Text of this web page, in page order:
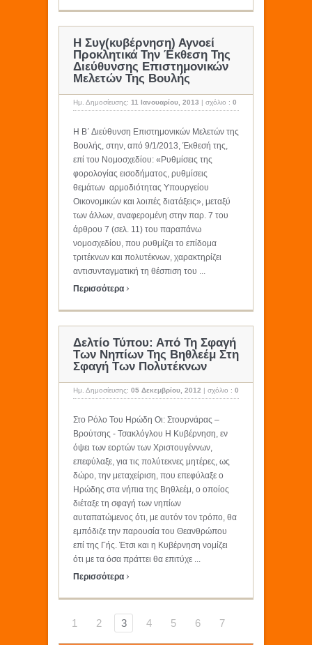
Η Συγ(κυβέρνηση) Αγνοεί
Προκλητικά Την Έκθεση Της
Διεύθυνσης Επιστημονικών
Μελετών Της Βουλής
Ημ. Δημοσίευσης: 11 Ιανουαρίου, 2013 σχόλιο : 0
Η Β΄ Διεύθυνση Επιστημονικών Μελετών της
Βουλής, στην, από 9/1/2013, Έκθεσή της,
επί του Νομοσχεδίου: «Ρυθμίσεις της
φορολογίας εισοδήματος, ρυθμίσεις
θεμάτων αρμοδιότητας Υπουργείου
Οικονομικών και λοιπές διατάξεις», μεταξύ
των άλλων, αναφερομένη στην παρ. 7 του
άρθρου 7 (σελ. 11) του παραπάνω
νομοσχεδίου, που ρυθμίζει το επίδομα
τριτέκνων και πολυτέκνων, χαρακτηρίζει
αντισυνταγματική τη θέσπιση του ...
Περισσότερα ›
Δελτίο Τύπου: Από Τη Σφαγή
Των Νηπίων Της Βηθλεέμ Στη
Σφαγή Των Πολυτέκνων
Ημ. Δημοσίευσης: 05 Δεκεμβρίου, 2012 σχόλιο : 0
Στο Ρόλο Του Ηρώδη Οι: Στουρνάρας –
Βρούτσης - Τσακλόγλου Η Κυβέρνηση, εν
όψει των εορτών των Χριστουγέννων,
επεφύλαξε, για τις πολύτεκνες μητέρες, ως
δώρο, την μεταχείριση, που επεφύλαξε ο
Ηρώδης στα νήπια της Βηθλεέμ, o oπoίoς
διέταξε τη σφαγή των νηπίων
αυταπατώμενος ότι, με αυτόν τον τρόπο, θα
εμπόδιζε την παρουσία του Θεανθρώπου
επί της Γής. Έτσι και η Κυβέρνηση νομίζει
ότι με τα όσα πράττει θα επιτύχε ...
Περισσότερα ›
1 2 3 4 5 6 7